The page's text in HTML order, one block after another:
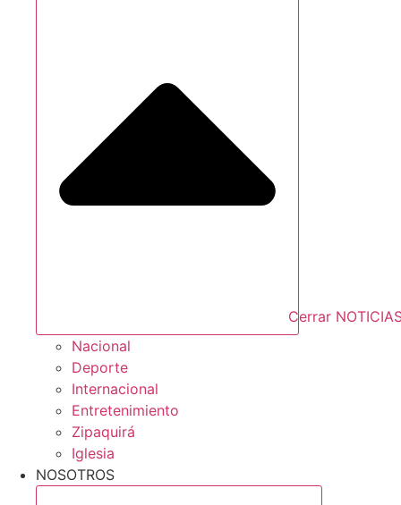
Cerrar
Nacional
Deporte
Internacional
Entretenimiento
Zipaquirá
Iglesia
NOSOTROS